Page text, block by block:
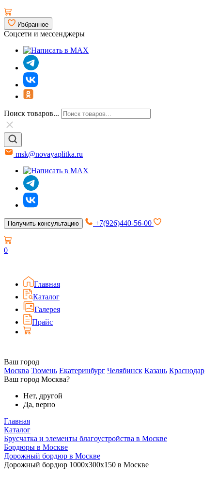
Избранное
Соцсети и мессенджеры
Поиск товаров...
msk@novayaplitka.ru
Получить консультацию +7(926)440-56-00
0
Главная
Каталог
Галерея
Прайс
Ваш город
Москва Тюмень Екатеринбург Челябинск Казань Краснодар
Ваш город Москва?
Нет, другой
Да, верно
Главная
Каталог
Брусчатка и элементы благоустройства в Москве
Бордюры в Москве
Дорожный бордюр в Москве
Дорожный бордюр 1000х300х150 в Москве